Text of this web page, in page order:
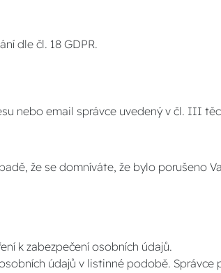
dle čl. 18 GDPR.
nebo email správce uvedený v čl. III
že se domníváte, že bylo porušeno
k zabezpečení osobních údajů.
údajů v listinné podobě. Správce